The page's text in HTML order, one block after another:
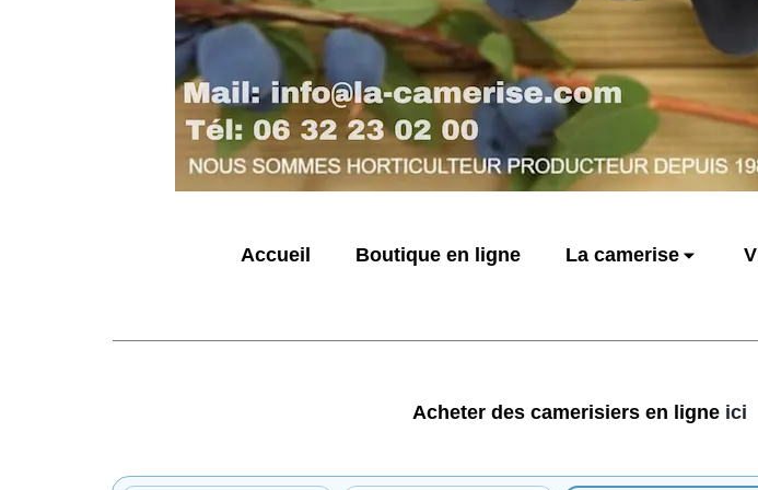
Accueil Boutique en ligne La camerise
Acheter des camerisiers en ligne ici